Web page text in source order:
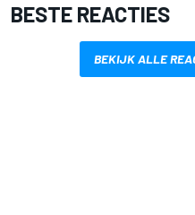
BESTE REACTIES
BEKIJK ALLE